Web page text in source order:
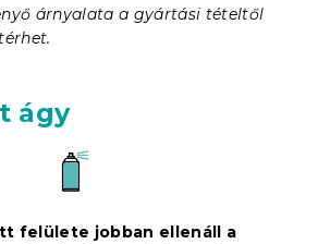
árnyalata a gyártási tételtől
ágy
felülete jobban ellenáll a